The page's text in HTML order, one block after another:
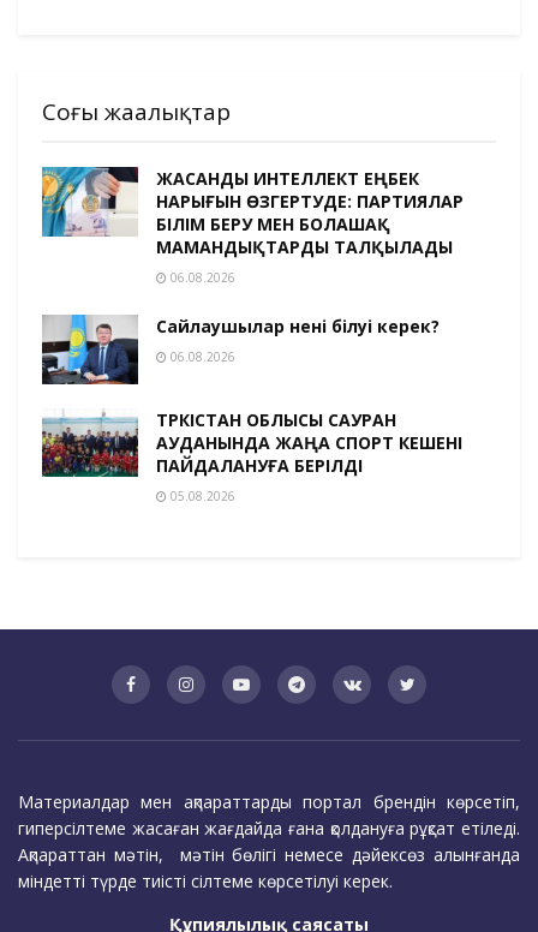
Соңғы жаңалықтар
ЖАСАНДЫ ИНТЕЛЛЕКТ ЕҢБЕК
НАРЫҒЫН ӨЗГЕРТУДЕ: ПАРТИЯЛАР
БІЛІМ БЕРУ МЕН БОЛАШАҚ
МАМАНДЫҚТАРДЫ ТАЛҚЫЛАДЫ
06.08.2026
Сайлаушылар нені білуі керек?
06.08.2026
ТҮРКІСТАН ОБЛЫСЫ САУРАН
АУДАНЫНДА ЖАҢА СПОРТ КЕШЕНІ
ПАЙДАЛАНУҒА БЕРІЛДІ
05.08.2026
Материалдар мен ақпараттарды портал брендін көрсетіп,
гиперсілтеме жасаған жағдайда ғана қолдануға рұқсат етіледі.
Ақпараттан мәтін, мәтін бөлігі немесе дәйексөз алынғанда
міндетті түрде тиісті сілтеме көрсетілуі керек.
Құпиялылық саясаты